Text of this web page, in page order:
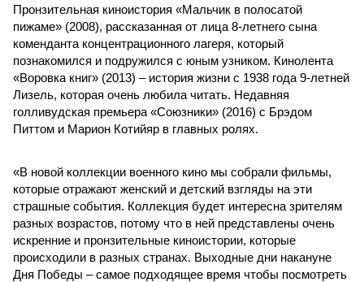
Пронзительная киноистория «Мальчик в полосатой
пижаме» (2008), рассказанная от лица 8-летнего сына
коменданта концентрационного лагеря, который
познакомился и подружился с юным узником. Кинолента
«Воровка книг» (2013) – история жизни с 1938 года 9-летней
Лизель, которая очень любила читать. Недавняя
голливудская премьера «Союзники» (2016) с Брэдом
Питтом и Марион Котийяр в главных ролях.
«В новой коллекции военного кино мы собрали фильмы,
которые отражают женский и детский взгляды на эти
страшные события. Коллекция будет интересна зрителям
разных возрастов, потому что в ней представлены очень
искренние и пронзительные киноистории, которые
происходили в разных странах. Выходные дни накануне
Дня Победы – самое подходящее время чтобы посмотреть